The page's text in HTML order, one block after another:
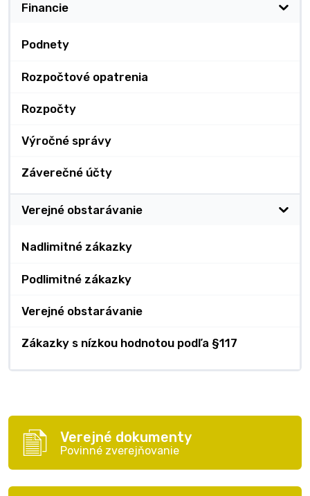
Financie
Podnety
Rozpočtové opatrenia
Rozpočty
Výročné správy
Záverečné účty
Verejné obstarávanie
Nadlimitné zákazky
Podlimitné zákazky
Verejné obstarávanie
Zákazky s nízkou hodnotou podľa §117
Verejné dokumenty
Povinné zverejňovanie